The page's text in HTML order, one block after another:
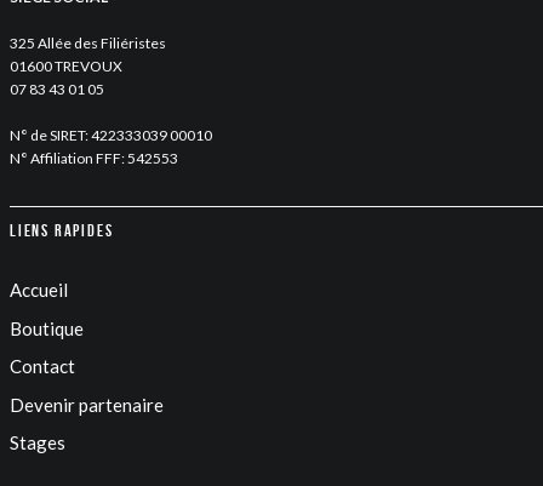
325 Allée des Filiéristes
01600 TREVOUX
07 83 43 01 05
N° de SIRET: 422333039 00010
N° Affiliation FFF: 542553
Liens rapides
Accueil
Boutique
Contact
Devenir partenaire
Stages